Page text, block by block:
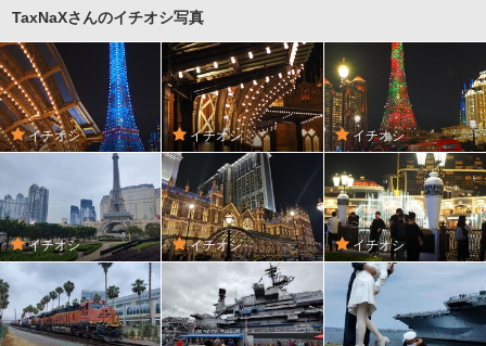
TaxNaXさんのイチオシ写真
イチオシ イチオシ イチオシ
イチオシ イチオシ イチオシ